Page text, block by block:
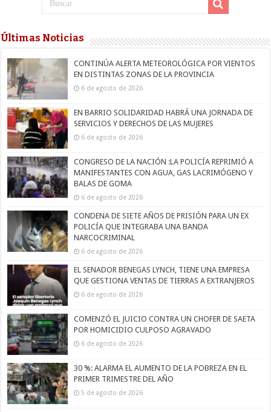
Últimas Noticias
CONTINÚA ALERTA METEOROLÓGICA POR VIENTOS
EN DISTINTAS ZONAS DE LA PROVINCIA
6 de agosto de 2026
EN BARRIO SOLIDARIDAD HABRÁ UNA JORNADA DE
SERVICIOS Y DERECHOS DE LAS MUJERES
6 de agosto de 2026
CONGRESO DE LA NACIÓN :LA POLICÍA REPRIMIÓ A
MANIFESTANTES CON AGUA, GAS LACRIMÓGENO Y
BALAS DE GOMA
6 de agosto de 2026
CONDENA DE SIETE AÑOS DE PRISIÓN PARA UN EX
POLICÍA QUE INTEGRABA UNA BANDA
NARCOCRIMINAL
6 de agosto de 2026
EL SENADOR BENEGAS LYNCH, TIENE UNA EMPRESA
QUE GESTIONA VENTAS DE TIERRAS A EXTRANJEROS
6 de agosto de 2026
COMENZÓ EL JUICIO CONTRA UN CHOFER DE SAETA
POR HOMICIDIO CULPOSO AGRAVADO
6 de agosto de 2026
30 %: ALARMA EL AUMENTO DE LA POBREZA EN EL
PRIMER TRIMESTRE DEL AÑO
5 de agosto de 2026